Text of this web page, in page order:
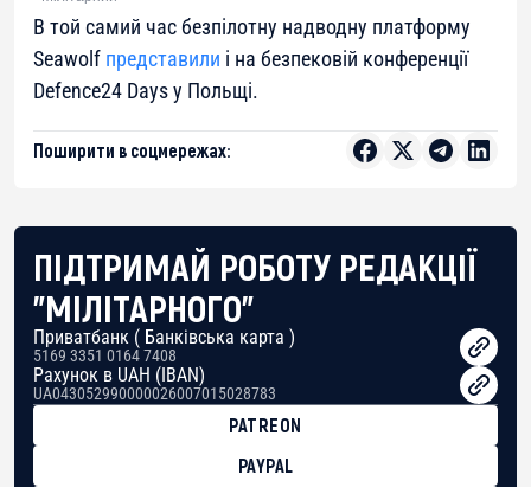
В той самий час безпілотну надводну платформу
Seawolf представили і на безпековій конференції
Defence24 Days у Польщі.
Поширити в соцмережах:
ПІДТРИМАЙ РОБОТУ РЕДАКЦІЇ
"МІЛІТАРНОГО"
Приватбанк ( Банківська карта )
5169 3351 0164 7408
Рахунок в UAH (IBAN)
UA043052990000026007015028783
PATREON
PAYPAL